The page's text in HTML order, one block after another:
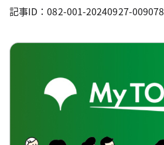
記事ID：082-001-20240927-009078